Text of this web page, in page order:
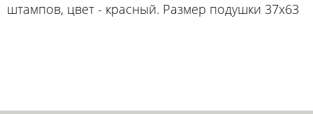
штампов, цвет - красный. Размер подушки 37х63